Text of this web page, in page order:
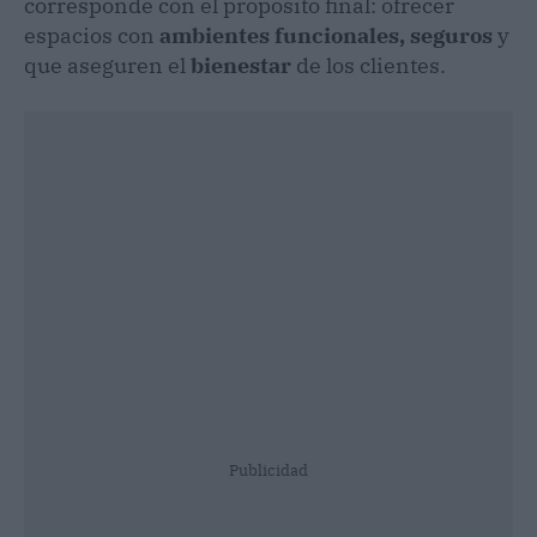
espacios con ambientes funcionales, seguros y
que aseguren elbienestar de los clientes.
Publicidad